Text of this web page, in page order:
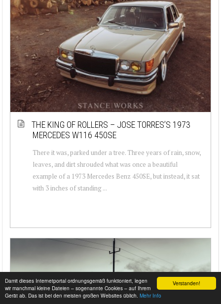
Verstanden!
Damit dieses Internetportal ordnungsgemäß funktioniert, legen
wir manchmal kleine Dateien – sogenannte Cookies – auf Ihrem
Gerät ab. Das ist bei den meisten großen Websites üblich. Mehr Info
THE KING OF ROLLERS – JOSE TORRES’S 1973
MERCEDES W116 450SE
There it was, parked under a tree. Three years of rain, snow,
leaves, and dirt shrouded what was once a beautiful
example of a 1973 Mercedes Benz 450SE, but instead, it sat
with 3 inches of standing ...